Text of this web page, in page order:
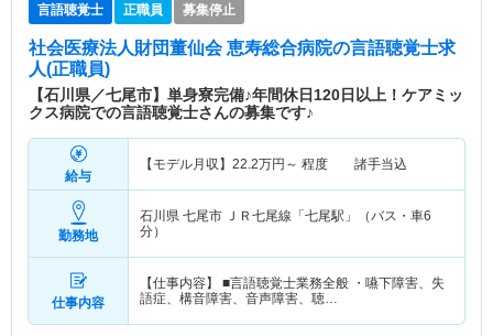
言語聴覚士 正職員 募集停止
社会医療法人財団董仙会 恵寿総合病院の言語聴覚士求
人(正職員)
【石川県／七尾市】単身寮完備♪年間休日120日以上！ケアミッ
クス病院での言語聴覚士さんの募集です♪
給与
【モデル月収】 22.2万円～ 程度 諸手当込
勤務地
石川県 七尾市 ＪＲ七尾線「七尾駅」（バス・車6
分）
仕事内容
【仕事内容】 ■言語聴覚士業務全般 ・嚥下障害、失
語症、構音障害、音声障害、聴…